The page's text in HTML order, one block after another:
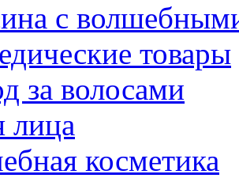
с
товары
за волосами
лица
косметика